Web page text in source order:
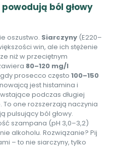
ból głowy
oszustwo. Siarczyny(E220–
win, ale ich stężenie
niż w przeciętnym
80–120 mg/l
prosecco często 100–150
jest histamina i
podczas długiej
one rozszerzają naczynia
pulsujący ból głowy.
szampana (pH 3,0–3,2)
alkoholu. Rozwiązanie? Pij
– to nie siarczyny, tylko